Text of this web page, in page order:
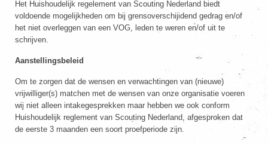
Het Huishoudelijk regelement van Scouting Nederland biedt
voldoende mogelijkheden om bij grensoverschijidend gedrag en/of
het niet overleggen van een VOG, leden te weren en/of uit te
schrijven.
Aanstellingsbeleid
Om te zorgen dat de wensen en verwachtingen van (nieuwe)
vrijwilliger(s) matchen met de wensen van onze organisatie voeren
wij niet alleen intakegesprekken maar hebben we ook conform
Huishoudelijk reglement van Scouting Nederland, afgesproken dat
de eerste 3 maanden een soort proefperiode zijn.